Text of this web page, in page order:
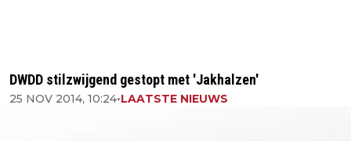
DWDD stilzwijgend gestopt met 'Jakhalzen'
25 NOV 2014, 10:24•LAATSTE NIEUWS